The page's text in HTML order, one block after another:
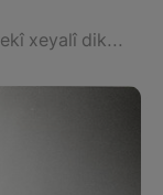
Û lîstik vê nîşan dide ku ne rizgarkerekî xeyalî dikare bi hewara me de bê û ne jî yekî mirî. Lê kî ye ev rizgarker û dê kengî bê? Îro jî nehat. Îro jî. Îro.